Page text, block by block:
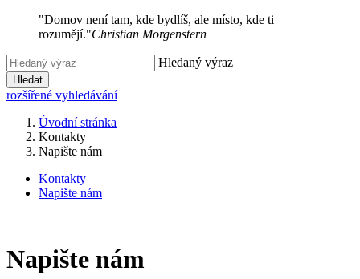
"Domov není tam, kde bydlíš, ale místo, kde ti
rozumějí."Christian Morgenstern
Hledaný výraz
Hledat
rozšířené vyhledávání
Úvodní stránka
Kontakty
Napište nám
Kontakty
Napište nám
Napište nám